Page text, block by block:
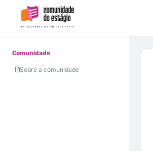
Comunidade
Sobre a comunidade